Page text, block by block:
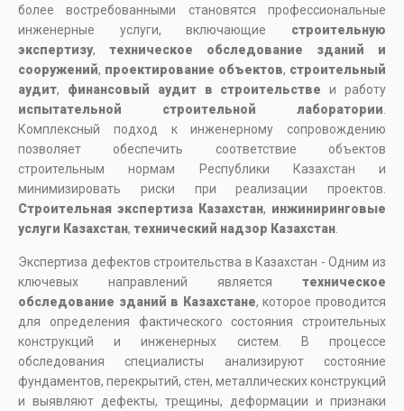
более востребованными становятся профессиональные
инженерные услуги, включающие строительную
экспертизу, техническое обследование зданий и
сооружений, проектирование объектов, строительный
аудит, финансовый аудит в строительстве и работу
испытательной строительной лаборатории
Комплексный подход к инженерному сопровождению
позволяет обеспечить соответствие объектов
строительным нормам Республики Казахстан и
минимизировать риски при реализации проектов.
Строительная экспертиза Казахстан, инжиниринговые
услуги Казахстан, технический надзор Казахстан
Экспертиза дефектов строительства в Казахстан - Одним из
ключевых направлений является техническое
обследование зданий в Казахстане, которое проводится
для определения фактического состояния строительных
конструкций и инженерных систем. В процессе
обследования специалисты анализируют состояние
фундаментов, перекрытий, стен, металлических конструкций
и выявляют дефекты, трещины, деформации и признаки